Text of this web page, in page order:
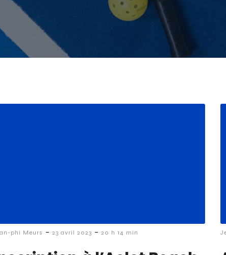
phi Meurs - 23 avril 2023 - 20 h 14 min